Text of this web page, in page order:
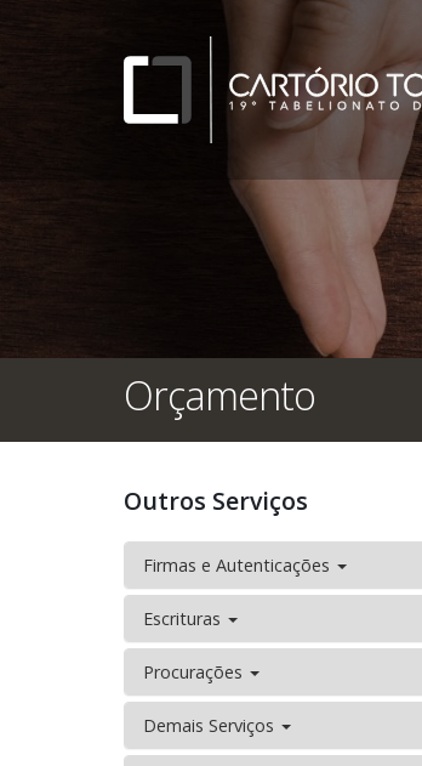
Orçamento
Outros Serviços
Firmas e Autenticações
Escrituras
Procurações
Demais Serviços